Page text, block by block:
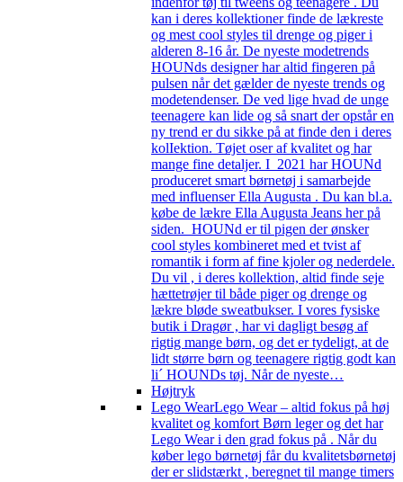
kan i deres kollektioner finde de lækreste
og mest cool styles til drenge og piger i
alderen 8-16 år. De nyeste modetrends
HOUNds designer har altid fingeren på
pulsen når det gælder de nyeste trends og
modetendenser. De ved lige hvad de unge
teenagere kan lide og så snart der opstår en
ny trend er du sikke på at finde den i deres
kolIektion. Tøjet oser af kvalitet og har
mange fine detaljer. I 2021 har HOUNd
produceret smart børnetøj i samarbejde
med influenser Ella Augusta . Du kan bl.a.
købe de lækre Ella Augusta Jeans her på
siden. HOUNd er til pigen der ønsker
cool styles kombineret med et tvist af
romantik i form af fine kjoler og nederdele.
Du vil , i deres kollektion, altid finde seje
hættetrøjer til både piger og drenge og
lækre bløde sweatbukser. I vores fysiske
butik i Dragør , har vi dagligt besøg af
rigtig mange børn, og det er tydeligt, at de
lidt større børn og teenagere rigtig godt kan
li´ HOUNDs tøj. Når de nyeste…
Højtryk
Lego WearLego Wear – altid fokus på høj
kvalitet og komfort Børn leger og det har
Lego Wear i den grad fokus på . Når du
køber lego børnetøj får du kvalitetsbørnetøj
der er slidstærkt , beregnet til mange timers